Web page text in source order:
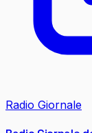
Radio Giornale